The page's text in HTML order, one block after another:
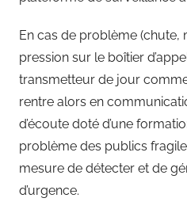
En cas de problème (chute,
pression sur le boîtier
transmetteur de jour comme
rentre alors en
d’écoute doté d’une
problème des publics
mesure de détecter et de
d’urgence.